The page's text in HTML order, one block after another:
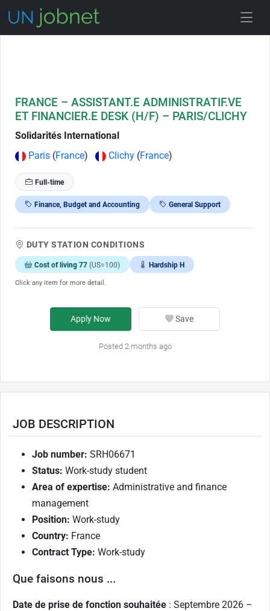
FRANCE – ASSISTANT.E ADMINISTRATIF.VE
ET FINANCIER.E DESK (H/F) – PARIS/CLICHY
Solidarités International
Paris (France) Clichy (France)
Full-time
Finance, Budget and Accounting General Support
DUTY STATION CONDITIONS
Cost of living 77 (US=100) Hardship H
Click any item for more detail.
Apply Now Save
Posted 2 months ago
JOB DESCRIPTION
Job number: SRH06671
Status: Work-study student
Area of expertise: Administrative and finance
management
Position: Work-study
Country: France
Contract Type: Work-study
Que faisons nous ...
Date de prise de fonction souhaitée : Septembre 2026 –